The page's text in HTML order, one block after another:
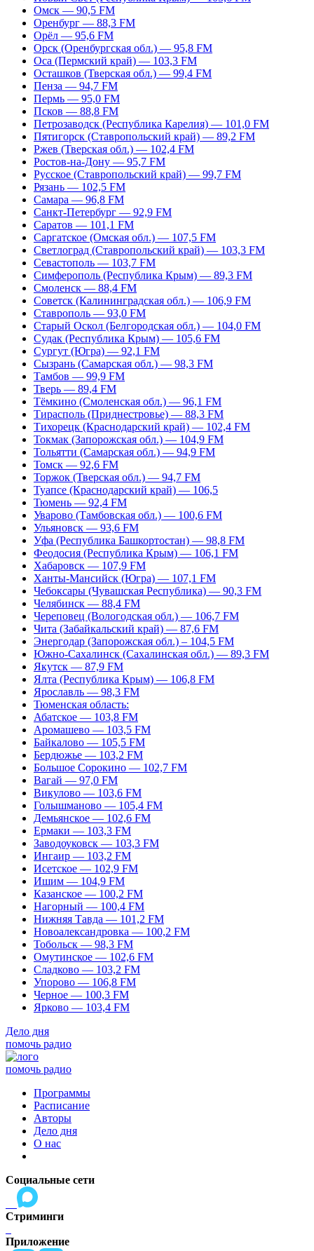
Омск — 90,5 FM
Оренбург — 88,3 FM
Орёл — 95,6 FM
Орск (Оренбургская обл.) — 95,8 FM
Оса (Пермский край) — 103,3 FM
Осташков (Тверская обл.) — 99,4 FM
Пенза — 94,7 FM
Пермь — 95,0 FM
Псков — 88,8 FM
Петрозаводск (Республика Карелия) — 101,0 FM
Пятигорск (Ставропольский край) — 89,2 FM
Ржев (Тверская обл.) — 102,4 FM
Ростов-на-Дону — 95,7 FM
Русское (Ставропольский край) — 99,7 FM
Рязань — 102,5 FM
Самара — 96,8 FM
Санкт-Петербург — 92,9 FM
Саратов — 101,1 FM
Саргатское (Омская обл.) — 107,5 FM
Светлоград (Ставропольский край) — 103,3 FM
Севастополь — 103,7 FM
Симферополь (Республика Крым) — 89,3 FM
Смоленск — 88,4 FM
Советск (Калининградская обл.) — 106,9 FM
Ставрополь — 93,0 FM
Старый Оскол (Белгородская обл.) — 104,0 FM
Судак (Республика Крым) — 105,6 FM
Сургут (Югра) — 92,1 FM
Сызрань (Самарская обл.) — 98,3 FM
Тамбов — 99,9 FM
Тверь — 89,4 FM
Тёмкино (Смоленская обл.) — 96,1 FM
Тирасполь (Приднестровье) — 88,3 FM
Тихорецк (Краснодарский край) — 102,4 FM
Токмак (Запорожская обл.) — 104,9 FM
Тольятти (Самарская обл.) — 94,9 FM
Томск — 92,6 FM
Торжок (Тверская обл.) — 94,7 FM
Туапсе (Краснодарский край) — 106,5
Тюмень — 92,4 FM
Уварово (Тамбовская обл.) — 100,6 FM
Ульяновск — 93,6 FM
Уфа (Республика Башкортостан) — 98,8 FM
Феодосия (Республика Крым) — 106,1 FM
Хабаровск — 107,9 FM
Ханты-Мансийск (Югра) — 107,1 FM
Чебоксары (Чувашская Республика) — 90,3 FM
Челябинск — 88,4 FM
Череповец (Вологодская обл.) — 106,7 FM
Чита (Забайкальский край) — 87,6 FM
Энергодар (Запорожская обл.) – 104,5 FM
Южно-Сахалинск (Сахалинская обл.) — 89,3 FM
Якутск — 87,9 FM
Ялта (Республика Крым) — 106,8 FM
Ярославль — 98,3 FM
Тюменская область:
Абатское — 103,8 FM
Аромашево — 103,5 FM
Байкалово — 105,5 FM
Бердюжье — 103,2 FM
Большое Сорокино — 102,7 FM
Вагай — 97,0 FM
Викулово — 103,6 FM
Голышманово — 105,4 FM
Демьянское — 102,6 FM
Ермаки — 103,3 FM
Заводоуковск — 103,3 FM
Ингаир — 103,2 FM
Исетское — 102,9 FM
Ишим — 104,9 FM
Казанское — 100,2 FM
Нагорный — 100,4 FM
Нижняя Тавда — 101,2 FM
Новоалександровка — 100,2 FM
Тобольск — 98,3 FM
Омутинское — 102,6 FM
Сладково — 103,2 FM
Упорово — 106,8 FM
Черное — 100,3 FM
Ярково — 103,4 FM
Дело дня
помочь радио
помочь радио
Программы
Расписание
Авторы
Дело дня
О нас
Социальные сети
Стриминги
Приложение